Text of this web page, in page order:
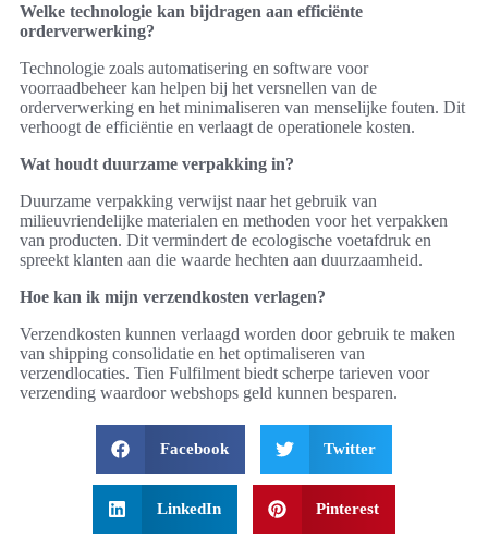
Welke technologie kan bijdragen aan efficiënte
orderverwerking?
Technologie zoals automatisering en software voor
voorraadbeheer kan helpen bij het versnellen van de
orderverwerking en het minimaliseren van menselijke fouten. Dit
verhoogt de efficiëntie en verlaagt de operationele kosten.
Wat houdt duurzame verpakking in?
Duurzame verpakking verwijst naar het gebruik van
milieuvriendelijke materialen en methoden voor het verpakken
van producten. Dit vermindert de ecologische voetafdruk en
spreekt klanten aan die waarde hechten aan duurzaamheid.
Hoe kan ik mijn verzendkosten verlagen?
Verzendkosten kunnen verlaagd worden door gebruik te maken
van shipping consolidatie en het optimaliseren van
verzendlocaties. Tien Fulfilment biedt scherpe tarieven voor
verzending waardoor webshops geld kunnen besparen.
Facebook Twitter
LinkedIn Pinterest